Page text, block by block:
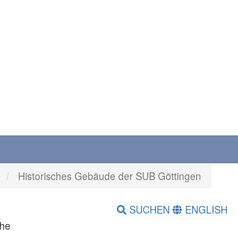
Historisches Gebäude der SUB Göttingen
SUCHEN ENGLISH